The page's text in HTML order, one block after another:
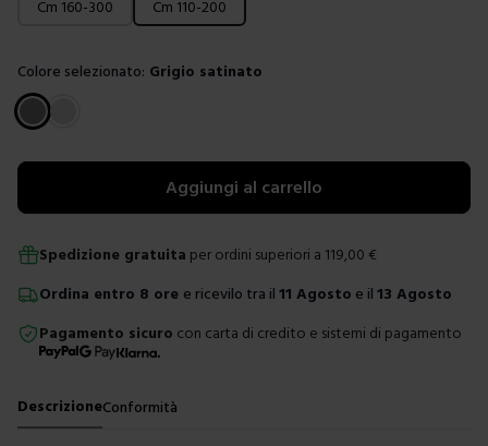
Cm 160-300 Cm 110-200
Colore selezionato: Grigio satinato
Scegli un colore
Aggiungi al carrello
Spedizione gratuita per ordini superiori a 119,00 €
Ordina entro 8 ore e ricevilo tra il 11 Agosto e il 13 Agosto
Pagamento sicuro con carta di credito e sistemi di pagamento
DescrizioneConformità